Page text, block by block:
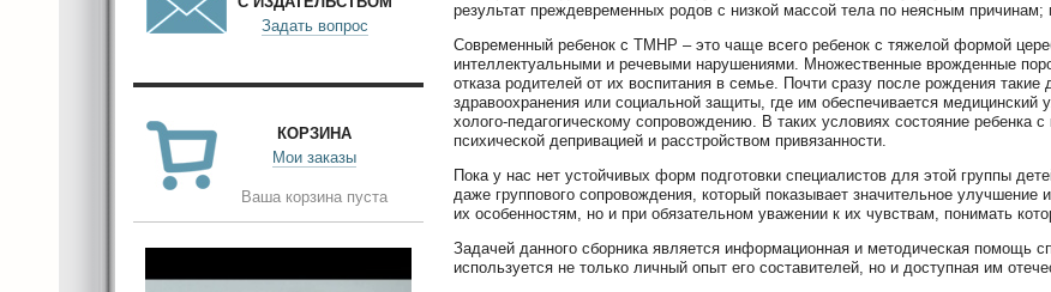
результат преждевременных родов с низкой массой тела по неясным
Современный ребенок с ТМНР – это чаще всего ребенок с тяжелой формой
интеллектуальными и речевыми нарушениями. Множественные врожденные
отказа родителей от их воспитания в семье. Почти сразу после рождения
здравоохранения или социальной защиты, где им обеспечивается
холого-педагогическому сопровождению. В таких условиях состояние
психической депривацией и расстройством привязанности.
Пока у нас нет устойчивых форм подготовки специалистов для этой группы
даже группового сопровождения, который показывает значительное
их особенностям, но и при обязательном уважении к их чувствам, понимать
Задачей данного сборника является информационная и методическая
используется не только личный опыт его составителей, но и доступная им
Задать вопрос
КОРЗИНА
Мои заказы
Ваша корзина пуста